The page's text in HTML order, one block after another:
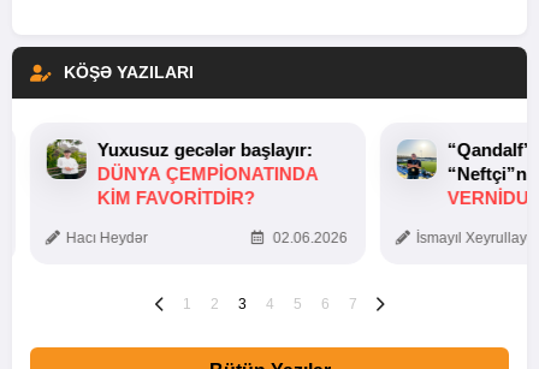
KÖŞƏ YAZILARI
Yuxusuz gecələr başlayır:
DÜNYA ÇEMPIONATINDA
KIM FAVORITDIR?
Hacı Heydər 02.06.2026 İsmayıl
1 2 3 4 5 6 7